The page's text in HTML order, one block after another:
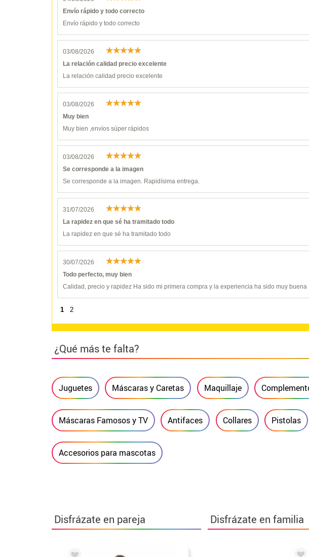
Envío rápido y todo correcto
Envío rápido y todo correcto
03/08/2026
La relación calidad precio excelente
La relación calidad precio excelente
03/08/2026
Muy bien
Muy bien ,envíos súper rápidos
03/08/2026
Se corresponde a la imagen
Se corresponde a la imagen. Rapidísima entrega.
31/07/2026
La rapidez en que sé ha tramitado todo
La rapidez en que sé ha tramitado todo
30/07/2026
Todo perfecto, muy bien
Calidad, precio y rapidez Ha sido mi primera compra y la experiencia ha sido muy buena
1 2
¿Qué más te falta?
Juguetes Máscaras y Caretas Maquillaje
Máscaras Famosos y TV Antifaces Collares Pistolas
Accesorios para mascotas
Disfrázate en pareja Disfrázate en familia